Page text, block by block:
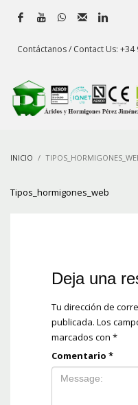
Contáctanos / Contact Us: +34
INICIO
Tipos_hormigones_web
Deja una
Tu dirección de
publicada. Los
marcados con *
Comentario *